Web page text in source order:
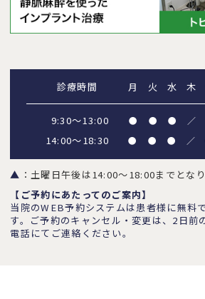
診療時間 月 火 水 木
9:30～13:00 ● ● ● ／
14:00～18:30 ● ● ● ／
▲ ：土曜日午後は14:00～18:00までとなり
【ご予約にあたってのご案内】
当院のWEB予約システムは患者様に無料
す。ご予約のキャンセル・変更は、2日前
電話にてご連絡ください。